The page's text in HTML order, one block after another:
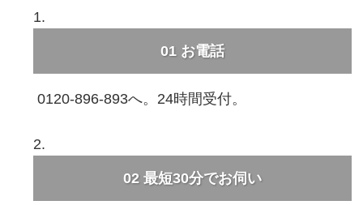
01お電話
0120-896-893へ。24時間受付。
02最短30分でお伺い